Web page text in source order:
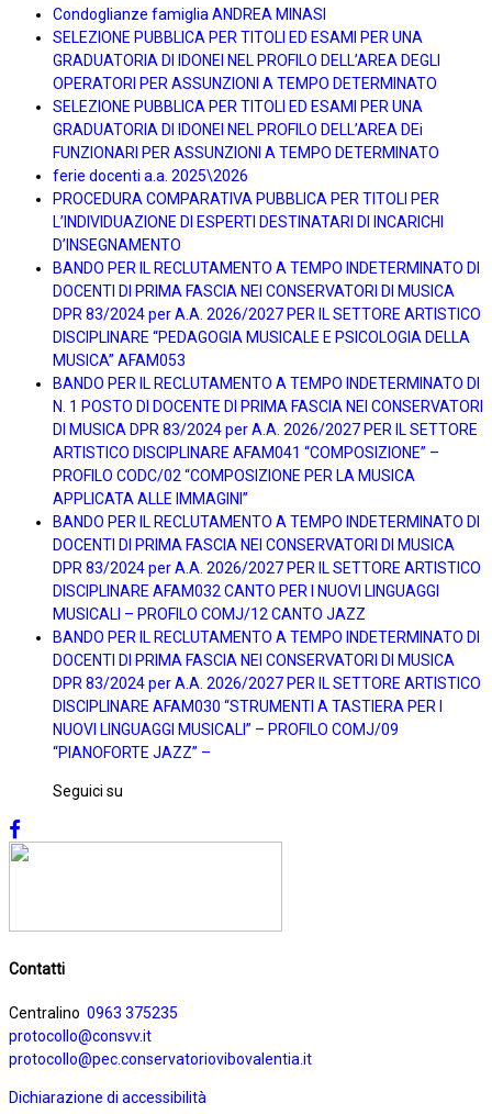
Condoglianze famiglia ANDREA MINASI
SELEZIONE PUBBLICA PER TITOLI ED ESAMI PER UNA
GRADUATORIA DI IDONEI NEL PROFILO DELL’AREA DEGLI
OPERATORI PER ASSUNZIONI A TEMPO DETERMINATO
SELEZIONE PUBBLICA PER TITOLI ED ESAMI PER UNA
GRADUATORIA DI IDONEI NEL PROFILO DELL’AREA DEi
FUNZIONARI PER ASSUNZIONI A TEMPO DETERMINATO
ferie docenti a.a. 2025\2026
PROCEDURA COMPARATIVA PUBBLICA PER TITOLI PER
L’INDIVIDUAZIONE DI ESPERTI DESTINATARI DI INCARICHI
D’INSEGNAMENTO
BANDO PER IL RECLUTAMENTO A TEMPO INDETERMINATO DI
DOCENTI DI PRIMA FASCIA NEI CONSERVATORI DI MUSICA
DPR 83/2024 per A.A. 2026/2027 PER IL SETTORE ARTISTICO
DISCIPLINARE “PEDAGOGIA MUSICALE E PSICOLOGIA DELLA
MUSICA” AFAM053
BANDO PER IL RECLUTAMENTO A TEMPO INDETERMINATO DI
N. 1 POSTO DI DOCENTE DI PRIMA FASCIA NEI CONSERVATORI
DI MUSICA DPR 83/2024 per A.A. 2026/2027 PER IL SETTORE
ARTISTICO DISCIPLINARE AFAM041 “COMPOSIZIONE” –
PROFILO CODC/02 “COMPOSIZIONE PER LA MUSICA
APPLICATA ALLE IMMAGINI”
BANDO PER IL RECLUTAMENTO A TEMPO INDETERMINATO DI
DOCENTI DI PRIMA FASCIA NEI CONSERVATORI DI MUSICA
DPR 83/2024 per A.A. 2026/2027 PER IL SETTORE ARTISTICO
DISCIPLINARE AFAM032 CANTO PER I NUOVI LINGUAGGI
MUSICALI – PROFILO COMJ/12 CANTO JAZZ
BANDO PER IL RECLUTAMENTO A TEMPO INDETERMINATO DI
DOCENTI DI PRIMA FASCIA NEI CONSERVATORI DI MUSICA
DPR 83/2024 per A.A. 2026/2027 PER IL SETTORE ARTISTICO
DISCIPLINARE AFAM030 “STRUMENTI A TASTIERA PER I
NUOVI LINGUAGGI MUSICALI” – PROFILO COMJ/09
“PIANOFORTE JAZZ” –
Seguici su
Contatti
Centralino 0963 375235
protocollo@consvv.it
protocollo@pec.conservatoriovibovalentia.it
Dichiarazione di accessibilità